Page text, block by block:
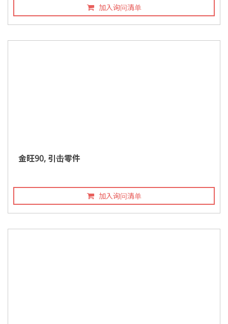
加入询问清单
金旺90, 引击零件
加入询问清单